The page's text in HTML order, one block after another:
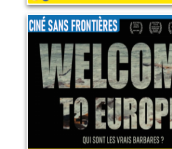
Welcome to Europe
26 septembre 2026
LIRE PLUS